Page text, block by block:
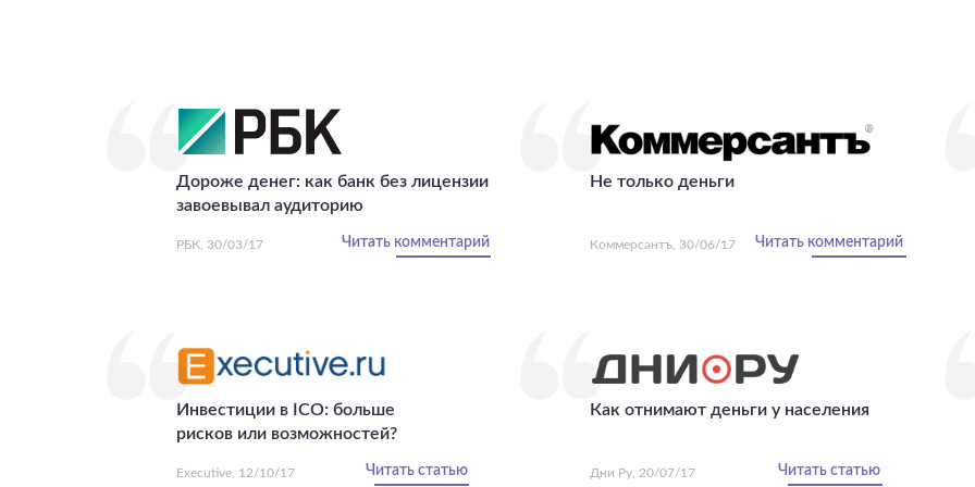
Не только деньги
Читать комментарий
Коммерсантъ, 30/06/17
Дороже денег: как банк без лицензии
завоевывал аудиторию
Читать комментарий
РБК, 30/03/17
Как отнимают деньги у населения
Читать статью
Дни Ру, 20/07/17
Инвестиции в ICO: больше
рисков или возможностей?
Читать статью
Executive, 12/10/17